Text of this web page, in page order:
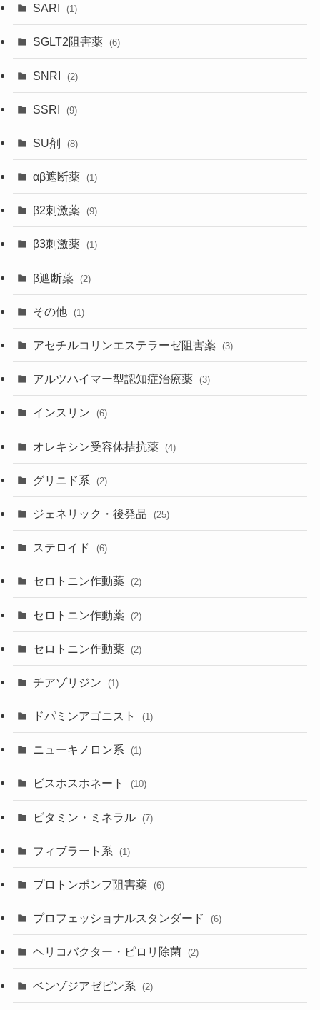
SARI (1)
SGLT2阻害薬 (6)
SNRI (2)
SSRI (9)
SU剤 (8)
αβ遮断薬 (1)
β2刺激薬 (9)
β3刺激薬 (1)
β遮断薬 (2)
その他 (1)
アセチルコリンエステラーゼ阻害薬 (3)
アルツハイマー型認知症治療薬 (3)
インスリン (6)
オレキシン受容体拮抗薬 (4)
グリニド系 (2)
ジェネリック・後発品 (25)
ステロイド (6)
セロトニン作動薬 (2)
セロトニン作動薬 (2)
セロトニン作動薬 (2)
チアゾリジン (1)
ドパミンアゴニスト (1)
ニューキノロン系 (1)
ビスホスホネート (10)
ビタミン・ミネラル (7)
フィブラート系 (1)
プロトンポンプ阻害薬 (6)
プロフェッショナルスタンダード (6)
ヘリコバクター・ピロリ除菌 (2)
ベンゾジアゼピン系 (2)